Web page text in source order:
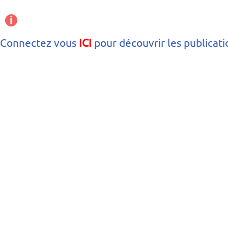
i
Connectez vous ICI pour découvrir les